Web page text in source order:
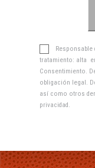
Responsable
tratamiento: alta
Consentimiento.
obligación legal.
así como otros
privacidad .